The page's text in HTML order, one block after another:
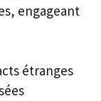
engageant
étranges